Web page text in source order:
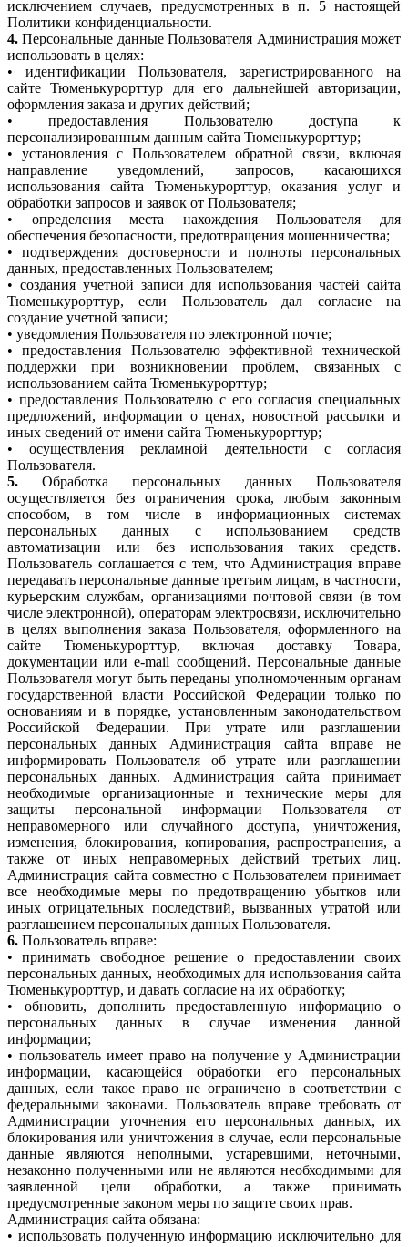
исключением случаев, предусмотренных в п. 5 настоящей
Политики конфиденциальности.
4. Персональные данные Пользователя Администрация может
использовать в целях:
• идентификации Пользователя, зарегистрированного на
сайте Тюменькурорттур для его дальнейшей авторизации,
оформления заказа и других действий;
• предоставления Пользователю доступа к
персонализированным данным сайта Тюменькурорттур;
• установления с Пользователем обратной связи, включая
направление уведомлений, запросов, касающихся
использования сайта Тюменькурорттур, оказания услуг и
обработки запросов и заявок от Пользователя;
• определения места нахождения Пользователя для
обеспечения безопасности, предотвращения мошенничества;
• подтверждения достоверности и полноты персональных
данных, предоставленных Пользователем;
• создания учетной записи для использования частей сайта
Тюменькурорттур, если Пользователь дал согласие на
создание учетной записи;
• уведомления Пользователя по электронной почте;
• предоставления Пользователю эффективной технической
поддержки при возникновении проблем, связанных с
использованием сайта Тюменькурорттур;
• предоставления Пользователю с его согласия специальных
предложений, информации о ценах, новостной рассылки и
иных сведений от имени сайта Тюменькурорттур;
• осуществления рекламной деятельности с согласия
Пользователя.
5. Обработка персональных данных Пользователя
осуществляется без ограничения срока, любым законным
способом, в том числе в информационных системах
персональных данных с использованием средств
автоматизации или без использования таких средств.
Пользователь соглашается с тем, что Администрация вправе
передавать персональные данные третьим лицам, в частности,
курьерским службам, организациями почтовой связи (в том
числе электронной), операторам электросвязи, исключительно
в целях выполнения заказа Пользователя, оформленного на
сайте Тюменькурорттур, включая доставку Товара,
документации или e-mail сообщений. Персональные данные
Пользователя могут быть переданы уполномоченным органам
государственной власти Российской Федерации только по
основаниям и в порядке, установленным законодательством
Российской Федерации. При утрате или разглашении
персональных данных Администрация сайта вправе не
информировать Пользователя об утрате или разглашении
персональных данных. Администрация сайта принимает
необходимые организационные и технические меры для
защиты персональной информации Пользователя от
неправомерного или случайного доступа, уничтожения,
изменения, блокирования, копирования, распространения, а
также от иных неправомерных действий третьих лиц.
Администрация сайта совместно с Пользователем принимает
все необходимые меры по предотвращению убытков или
иных отрицательных последствий, вызванных утратой или
разглашением персональных данных Пользователя.
6. Пользователь вправе:
• принимать свободное решение о предоставлении своих
персональных данных, необходимых для использования сайта
Тюменькурорттур, и давать согласие на их обработку;
• обновить, дополнить предоставленную информацию о
персональных данных в случае изменения данной
информации;
• пользователь имеет право на получение у Администрации
информации, касающейся обработки его персональных
данных, если такое право не ограничено в соответствии с
федеральными законами. Пользователь вправе требовать от
Администрации уточнения его персональных данных, их
блокирования или уничтожения в случае, если персональные
данные являются неполными, устаревшими, неточными,
незаконно полученными или не являются необходимыми для
заявленной цели обработки, а также принимать
предусмотренные законом меры по защите своих прав.
Администрация сайта обязана:
• использовать полученную информацию исключительно для